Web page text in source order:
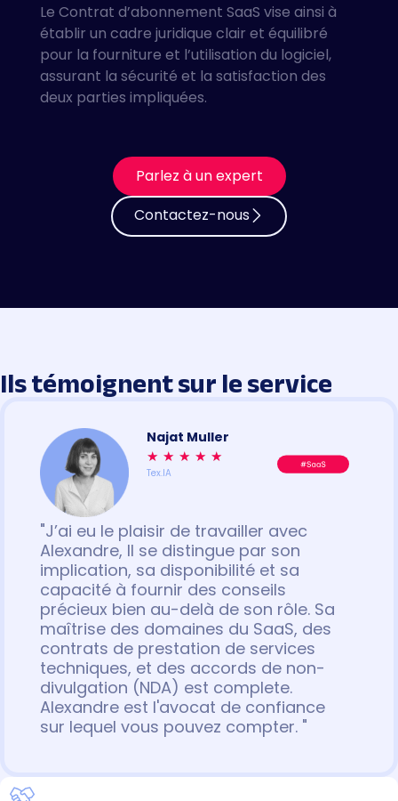
Le Contrat d’abonnement SaaS vise ainsi à
établir un cadre juridique clair et équilibré
pour la fourniture et l’utilisation du logiciel,
assurant la sécurité et la satisfaction des
deux parties impliquées.
Parlez à un expert
Contactez-nous
Ils témoignent sur le service
Najat Muller
★ ★ ★ ★ ★
Tex.IA
"J’ai eu le plaisir de travailler avec
Alexandre, Il se distingue par son
implication, sa disponibilité et sa
capacité à fournir des conseils
précieux bien au-delà de son rôle. Sa
maîtrise des domaines du SaaS, des
contrats de prestation de services
techniques, et des accords de non-
divulgation (NDA) est complete.
Alexandre est l'avocat de confiance
sur lequel vous pouvez compter. "